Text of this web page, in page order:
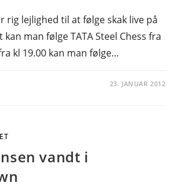
rig lejlighed til at følge skak live på
man følge TATA Steel Chess fra
kl 19.00 kan man følge…
23. JANUAR 2012
vandt i